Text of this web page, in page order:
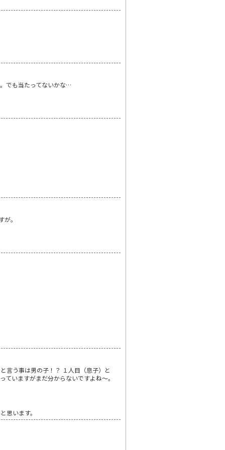
でも当たってないかな…
。
言う事は男の子！？ １人目（息子）と
いますがまだ分からないですよね～。
思います。